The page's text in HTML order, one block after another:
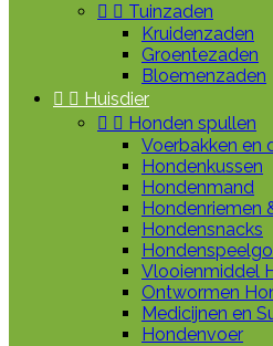
  Tuinzaden
Kruidenzaden
Groentezaden
Bloemenzaden
  Huisdier
  Honden spullen
Voerbakken en
Hondenkussen
Hondenmand
Hondenriemen
Hondensnacks
Vlooienmiddel
Ontwormen
Medicijnen en
Hondenvoer